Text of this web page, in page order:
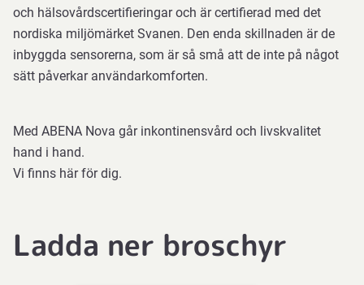
och hälsovårdscertifieringar och är certifierad med det
nordiska miljömärket Svanen. Den enda skillnaden är de
inbyggda sensorerna, som är så små att de inte på något
sätt påverkar användarkomforten.
Med ABENA Nova går inkontinensvård och livskvalitet
hand i hand.
Vi finns här för dig.
Ladda ner broschyr